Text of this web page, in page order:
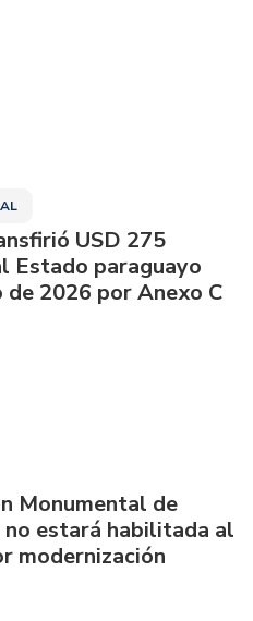
USD 275
Estado paraguayo
2026 por Anexo C
Monumental de
no estará habilitada al
modernización